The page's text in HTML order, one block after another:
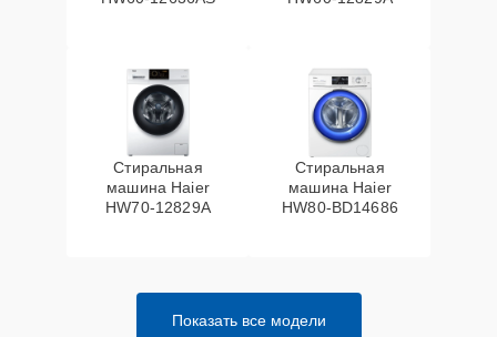
Стиральная
машина Haier
HW70-12829A
Стиральная
машина Haier
HW80-BD14686
Показать все модели